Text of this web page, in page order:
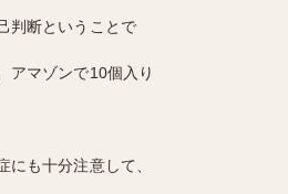
判断ということで
アマゾンで10個入り
にも十分注意して、